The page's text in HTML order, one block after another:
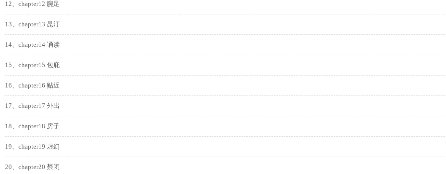
12、chapter12 腕足
13、chapter13 昆汀
14、chapter14 诵读
15、chapter15 包庇
16、chapter16 贴近
17、chapter17 外出
18、chapter18 房子
19、chapter19 虚幻
20、chapter20 禁闭